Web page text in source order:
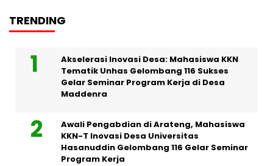
TRENDING
Akselerasi Inovasi Desa: Mahasiswa KKN
Tematik Unhas Gelombang 116 Sukses
Gelar Seminar Program Kerja di Desa
Maddenra
Awali Pengabdian di Arateng, Mahasiswa
KKN-T Inovasi Desa Universitas
Hasanuddin Gelombang 116 Gelar Seminar
Program Kerja